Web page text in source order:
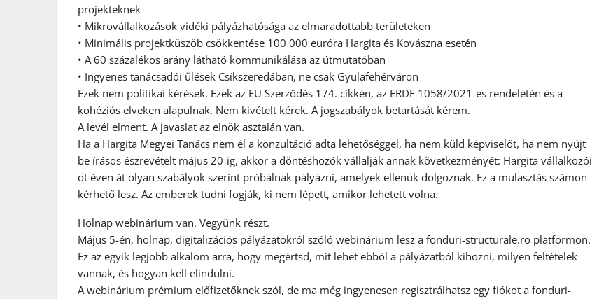
projekteknek
• Mikrovállalkozások vidéki pályázhatósága az elmaradottabb területeken
• Minimális projektküszöb csökkentése 100 000 euróra Hargita és Kovászna esetén
• A 60 százalékos arány látható kommunikálása az útmutatóban
• Ingyenes tanácsadói ülések Csíkszeredában, ne csak Gyulafehérváron
Ezek nem politikai kérések. Ezek az EU Szerződés 174. cikkén, az ERDF 1058/2021-es rendeletén és a
kohéziós elveken alapulnak. Nem kivételt kérek. A jogszabályok betartását kérem.
A levél elment. A javaslat az elnök asztalán van.
Ha a Hargita Megyei Tanács nem él a konzultáció adta lehetőséggel, ha nem küld képviselőt, ha nem nyújt
be írásos észrevételt május 20-ig, akkor a döntéshozók vállalják annak következményét: Hargita vállalkozói
öt éven át olyan szabályok szerint próbálnak pályázni, amelyek ellenük dolgoznak. Ez a mulasztás számon
kérhető lesz. Az emberek tudni fogják, ki nem lépett, amikor lehetett volna.
Holnap webinárium van. Vegyünk részt.
Május 5-én, holnap, digitalizációs pályázatokról szóló webinárium lesz a fonduri-structurale.ro platformon.
Ez az egyik legjobb alkalom arra, hogy megértsd, mit lehet ebből a pályázatból kihozni, milyen feltételek
vannak, és hogyan kell elindulni.
A webinárium prémium előfizetőknek szól, de ma még ingyenesen regisztrálhatsz egy fiókot a fonduri-